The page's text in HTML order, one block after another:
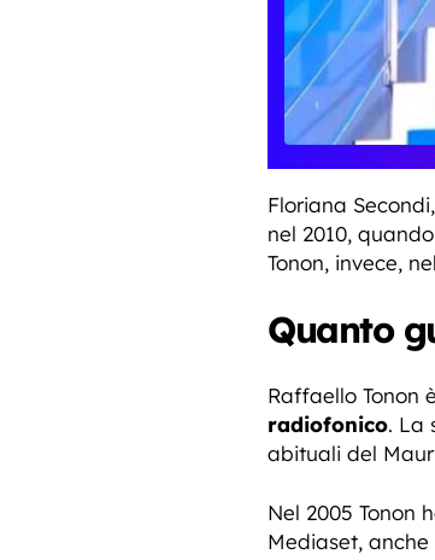
Floriana
nel 2010,
Tonon, invece,
Quanto
Raffaello Tonon
radiofonico. La
abituali del
Nel 2005 Tonon
Mediaset,